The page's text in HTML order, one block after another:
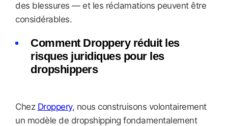
des blessures — et les réclamations peuvent être
considérables.
Comment Droppery réduit les
risques juridiques pour les
dropshippers
Chez Droppery, nous construisons volontairement
un modèle de dropshipping fondamentalement